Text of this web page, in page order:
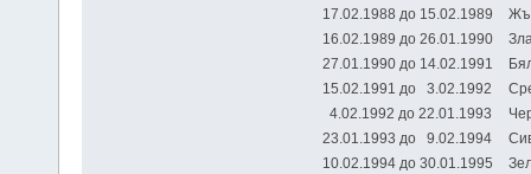
17.02.1988 до 15.02.1989
16.02.1989 до 26.01.1990
27.01.1990 до 14.02.1991
15.02.1991 до 3.02.1992
4.02.1992 до 22.01.1993
23.01.1993 до 9.02.1994
10.02.1994 до 30.01.1995